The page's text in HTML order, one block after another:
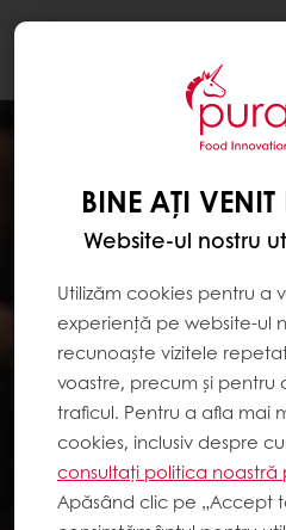
BINE AȚI VENIT
Website-ul nostru
Utilizăm cookies pentru a
experiență pe website-ul
recunoaște vizitele
voastre, precum și pentru
traficul. Pentru a afla mai
cookies, inclusiv despre
consultați politica noastră
Apăsând clic pe „Accept